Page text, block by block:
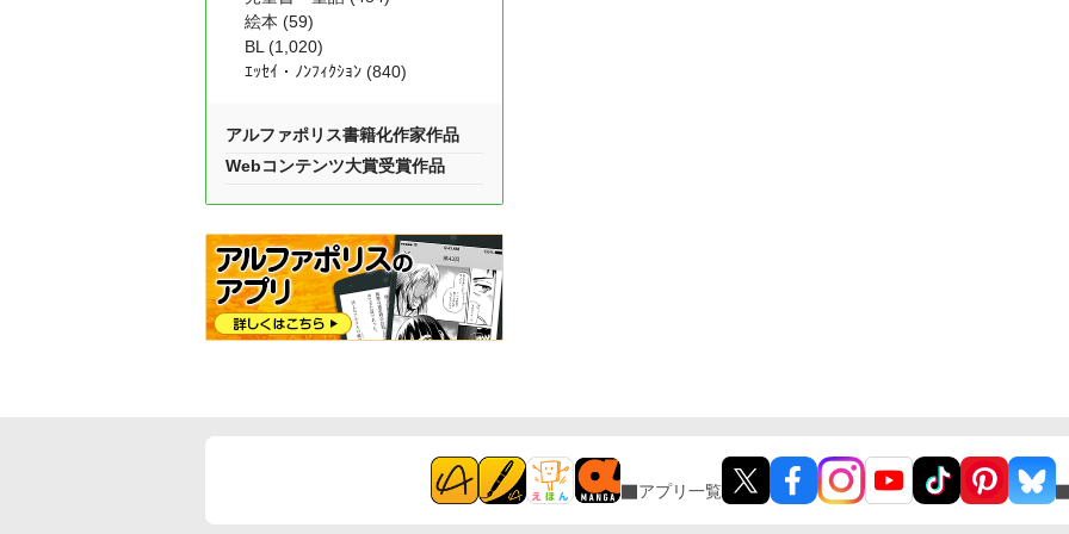
絵本 (59)
BL (1,020)
ｴｯｾｲ・ﾉﾝﾌｨｸｼｮﾝ (840)
アルファポリス書籍化作家作品
Webコンテンツ大賞受賞作品
アプリ一覧